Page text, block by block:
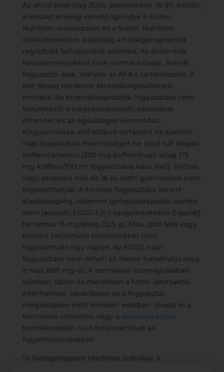
Az akció kizárólag 2024. szeptember 16-30. között,
a készlet erejéig vehető igénybe a Scitec
Nutrition weboldalon és a Scitec Nutrition
szaküzletekben, kizárólag a hűségprogramba
regisztrált felhasználók számára. Az akció más
kedvezményekkel nem vonható össze. Áraink
fogyasztói árak, melyek az ÁFÁ-t tartalmazzák. A
Hot Blood Hardcore étrendkiegészítőnek
minősül. Az étrendkiegészítők fogyasztása nem
helyettesíti a kiegyensúlyozott, változatos
étrendet és az egészséges életmódot.
Kisgyermekek elől elzárva tartandó! Az ajánlott
napi fogyasztási mennyiséget ne lépd túl! Magas
koffeintartalmú [300 mg koffein/napi adag (75
mg koffein/100 ml fogyasztásra kész ital)]. Terhes
vagy szoptató nők és 18 év alatti gyermekek nem
fogyaszthatják. A termék fogyasztása ismert
alapbetegség, valamint gyógyszerszedés esetén
nem javasolt! EGCG-t [(-)-epigallokatekin-3-gallát]
tartalmaz 15 mg/adag (12,5 g). Más, zöld teát vagy
betaint tartalmazó termékekkel nem
fogyasztható egy napon. Az EGCG napi
fogyasztása nem érheti el, illetve haladhatja meg
a napi 800 mg-ot. A termékek csomagolásban,
színben, ízben és méretben a fotón látottaktól
eltérhetnek. Vásárláskor és a fogyasztás
megkezdése előtt minden esetben olvasd el a
termékek címkéjén vagy a www.scitec.hu
termékoldalán lévő információkat és
figyelmeztetéseket!
*A hűségprogram részletes szabályai a